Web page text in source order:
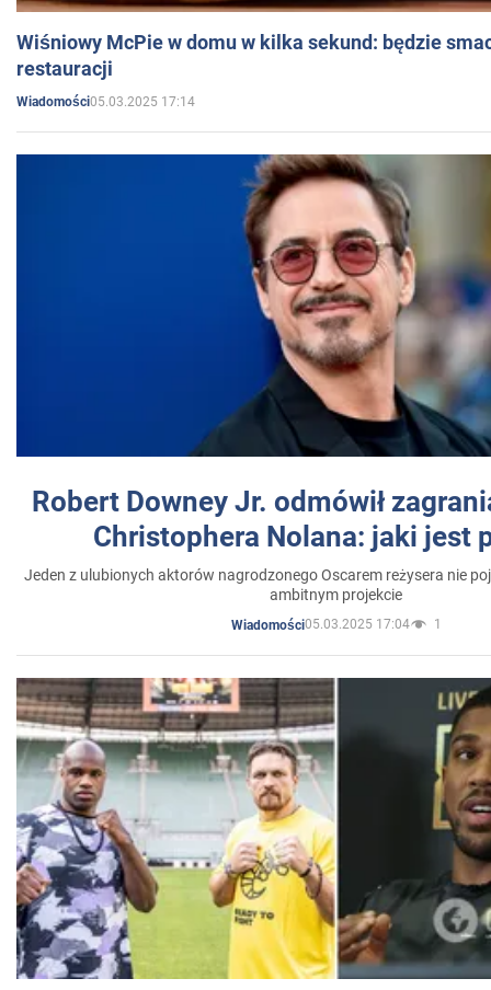
Wiśniowy McPie w domu w kilka sekund: będzie
restauracji
Wiadomości05.03.2025 17:14
Robert Downey Jr. odmówił
Christophera Nolana: jaki jest
Jeden z ulubionych aktorów nagrodzonego Oscarem reżysera nie
ambitnym projekcie
Wiadomości05.03.2025 17:04 1